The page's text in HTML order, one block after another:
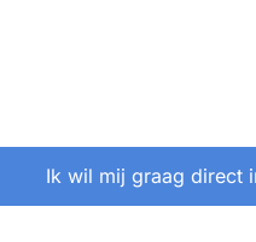
Ik wil mij graag direct